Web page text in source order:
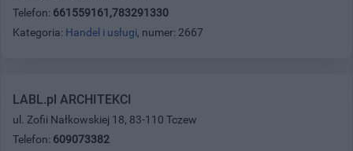
Telefon: 661559161,783291330
Kategoria: Handel i usługi, numer: 2667
LABL.pl ARCHITEKCI
ul. Zofii Nałkowskiej 18, 83-110 Tczew
Telefon: 609073382